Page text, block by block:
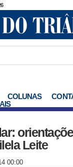
COLUNAS
Leite
00:00